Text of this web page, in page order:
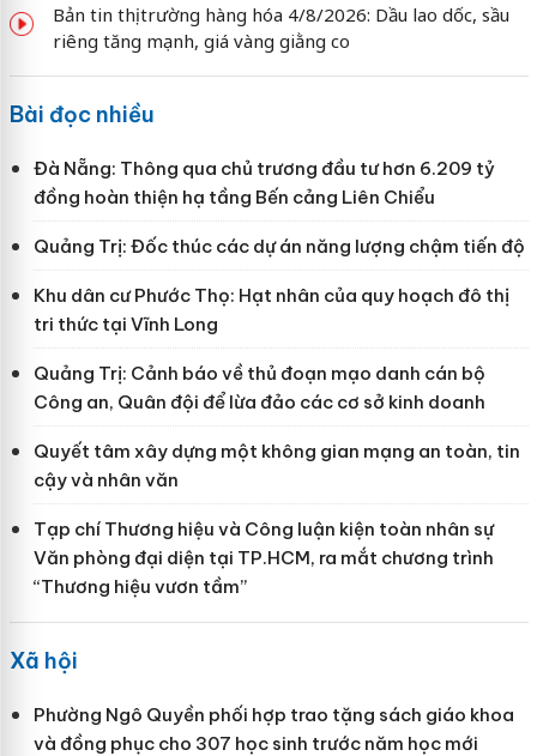
Bản tin thị trường hàng hóa 4/8/2026: Dầu lao dốc, sầu
riêng tăng mạnh, giá vàng giằng co
Bài đọc nhiều
Đà Nẵng: Thông qua chủ trương đầu tư hơn 6.209 tỷ
đồng hoàn thiện hạ tầng Bến cảng Liên Chiểu
Quảng Trị: Đốc thúc các dự án năng lượng chậm tiến độ
Khu dân cư Phước Thọ: Hạt nhân của quy hoạch đô thị
tri thức tại Vĩnh Long
Quảng Trị: Cảnh báo về thủ đoạn mạo danh cán bộ
Công an, Quân đội để lừa đảo các cơ sở kinh doanh
Quyết tâm xây dựng một không gian mạng an toàn, tin
cậy và nhân văn
Tạp chí Thương hiệu và Công luận kiện toàn nhân sự
Văn phòng đại diện tại TP.HCM, ra mắt chương trình
“Thương hiệu vươn tầm”
Xã hội
Phường Ngô Quyền phối hợp trao tặng sách giáo khoa
và đồng phục cho 307 học sinh trước năm học mới